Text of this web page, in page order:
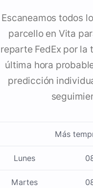
Escaneamos todos
parcello en Vita
reparte FedEx por la
última hora
predicción
Más
Lunes
Martes